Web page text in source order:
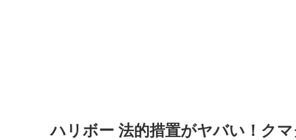
ハリボー 法的措置がヤバい！ク